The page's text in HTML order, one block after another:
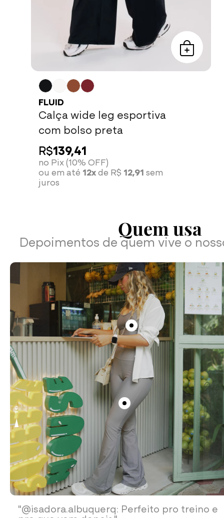
FLUID
Calça wide leg esportiva
com bolso preta
R$139,41
no Pix (10% OFF)
ou em até 12xde R$ 12,91 sem
juros
Quem usa
Depoimentos de quem vive o
"@isadora.albuquerq: Perfeito pro treino e